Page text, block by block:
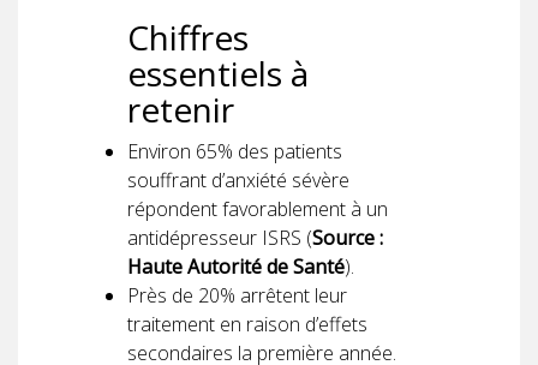
Chiffres
essentiels à
retenir
Environ 65% des patients
souffrant d’anxiété sévère
répondent favorablement à un
antidépresseur ISRS (Source :
Haute Autorité de Santé).
Près de 20% arrêtent leur
traitement en raison d’effets
secondaires la première année.